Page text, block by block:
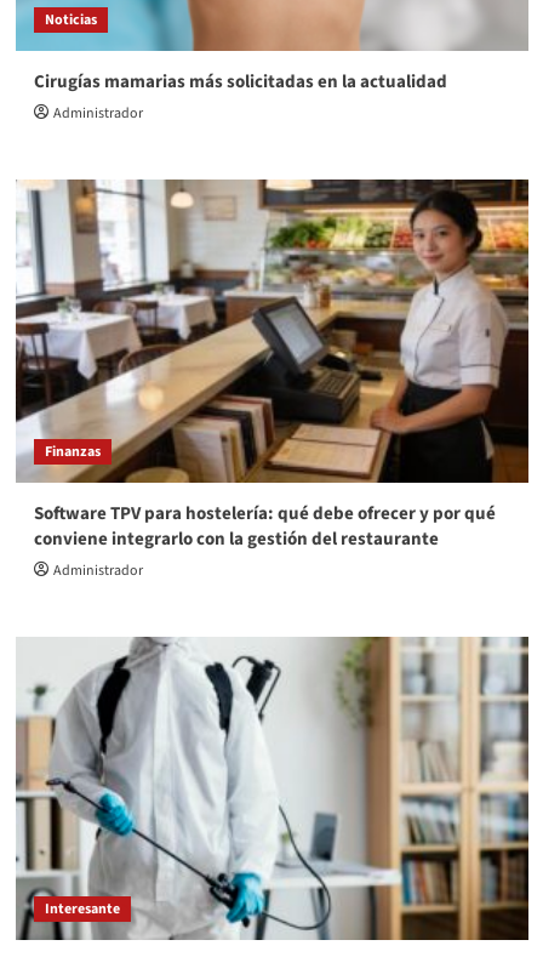
Noticias
Cirugías mamarias más solicitadas en la actualidad
Administrador
Finanzas
Software TPV para hostelería: qué debe ofrecer y por qué
conviene integrarlo con la gestión del restaurante
Administrador
Interesante